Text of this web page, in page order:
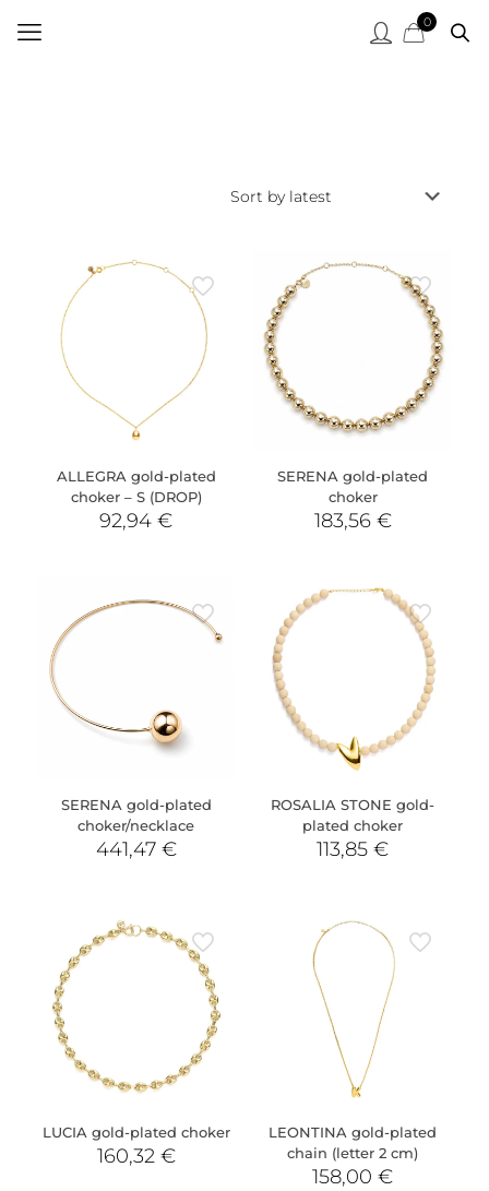
0
ALLEGRA gold-plated
choker – S (DROP)
92,94€
SERENA gold-plated
choker
183,56 €
SERENA gold-plated
choker/necklace
441,47 €
ROSALIA STONE gold-
plated choker
113,85€
LUCIA gold-plated choker
160,32 €
LEONTINA gold-plated
chain (letter 2 cm)
158,00€